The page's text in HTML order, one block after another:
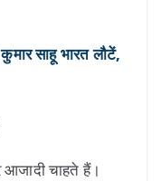
साहू भारत लौटें,
चाहते हैं।